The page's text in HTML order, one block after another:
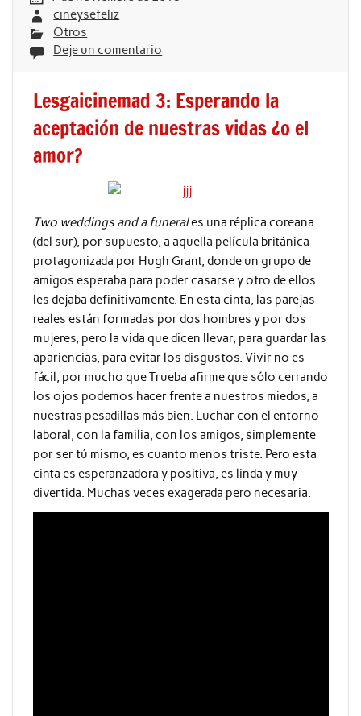
cineysefeliz
Otros
Deje un comentario
Lesgaicinemad 3: Esperando la
aceptación de nuestras vidas ¿o el
amor?
Two weddings and a funerales una réplica coreana
(del sur), por supuesto, a aquella película británica
protagonizada por Hugh Grant, donde un grupo de
amigos esperaba para poder casarse y otro de ellos
les dejaba definitivamente. En esta cinta, las parejas
reales están formadas por dos hombres y por dos
mujeres, pero la vida que dicen llevar, para guardar las
apariencias, para evitar los disgustos. Vivir no es
fácil, por mucho que Trueba afirme que sólo cerrando
los ojos podemos hacer frente a nuestros miedos, a
nuestras pesadillas más bien. Luchar con el entorno
laboral, con la familia, con los amigos, simplemente
por ser tú mismo, es cuanto menos triste. Pero esta
cinta es esperanzadora y positiva, es linda y muy
divertida. Muchas veces exagerada pero necesaria.